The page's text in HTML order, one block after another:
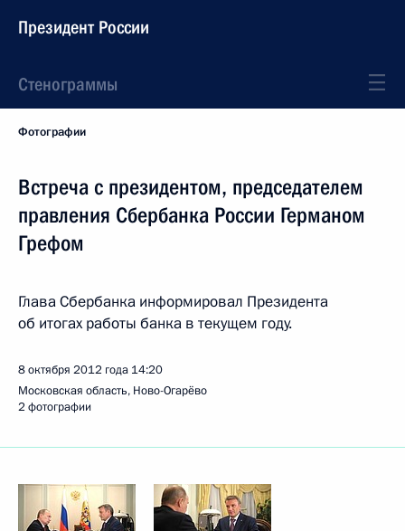
Президент России
Стенограммы
Фотографии
Встреча с президентом, председателем
правления Сбербанка России Германом
Грефом
Глава Сбербанка информировал Президента
об итогах работы банка в текущем году.
8 октября 2012 года 14:20
Московская область, Ново-Огарёво
2 фотографии